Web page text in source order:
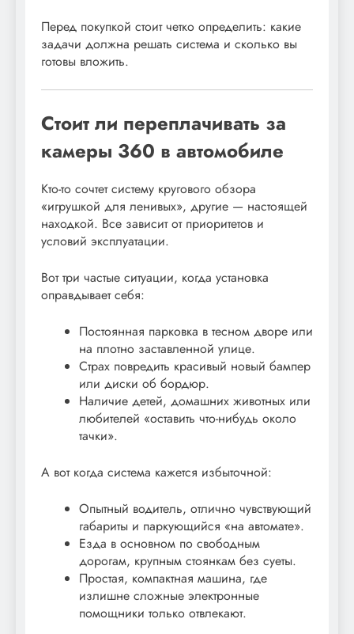
Перед покупкой стоит четко определить: какие
задачи должна решать система и сколько вы
готовы вложить.
Стоит ли переплачивать за
камеры 360 в автомобиле
Кто-то сочтет систему кругового обзора
«игрушкой для ленивых», другие — настоящей
находкой. Все зависит от приоритетов и
условий эксплуатации.
Вот три частые ситуации, когда установка
оправдывает себя:
Постоянная парковка в тесном дворе или
на плотно заставленной улице.
Страх повредить красивый новый бампер
или диски об бордюр.
Наличие детей, домашних животных или
любителей «оставить что-нибудь около
тачки».
А вот когда система кажется избыточной:
Опытный водитель, отлично чувствующий
габариты и паркующийся «на автомате».
Езда в основном по свободным
дорогам, крупным стоянкам без суеты.
Простая, компактная машина, где
излишне сложные электронные
помощники только отвлекают.